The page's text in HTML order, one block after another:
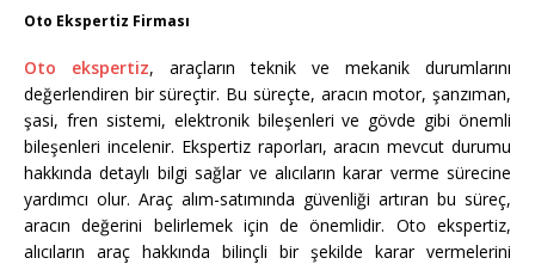
Oto Ekspertiz Firması
Oto ekspertiz, araçların teknik ve mekanik durumlarını
değerlendiren bir süreçtir. Bu süreçte, aracın motor, şanzıman,
şasi, fren sistemi, elektronik bileşenleri ve gövde gibi önemli
bileşenleri incelenir. Ekspertiz raporları, aracın mevcut durumu
hakkında detaylı bilgi sağlar ve alıcıların karar verme sürecine
yardımcı olur. Araç alım-satımında güvenliği artıran bu süreç,
aracın değerini belirlemek için de önemlidir. Oto ekspertiz,
alıcıların araç hakkında bilinçli bir şekilde karar vermelerini